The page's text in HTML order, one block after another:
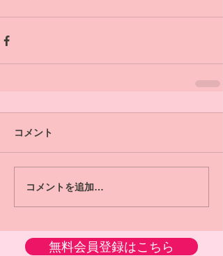
コメント
コメントを追加…
無料会員登録はこちら